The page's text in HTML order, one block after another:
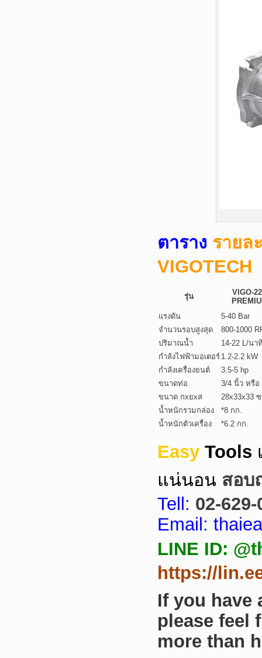
ตาราง รายล
VIGOTECH
รุ่น
VIGO-
แรงดัน
5-40 Bar
จำนวนรอบสูงสุด
800-1000
ปริมาณน้ำ
14-22 L/นา
กำลังไฟฟ้ามอเตอร์ 1.2-2.2 kW
กำลังเครื่องยนต์
3.5-5 hp
ขนาดท่อ
3/4 นิ้ว หรื
ขนาด กxยxส
28x33x33
น้ำหนักรวมกล่อง
*8 กก.
น้ำหนักตัวเครื่อง
*6.2 กก.
Easy Tools
แน่นอน สอบ
Tell: 02-629-
Email:
LINE ID:
https://
If you have
please feel
more than